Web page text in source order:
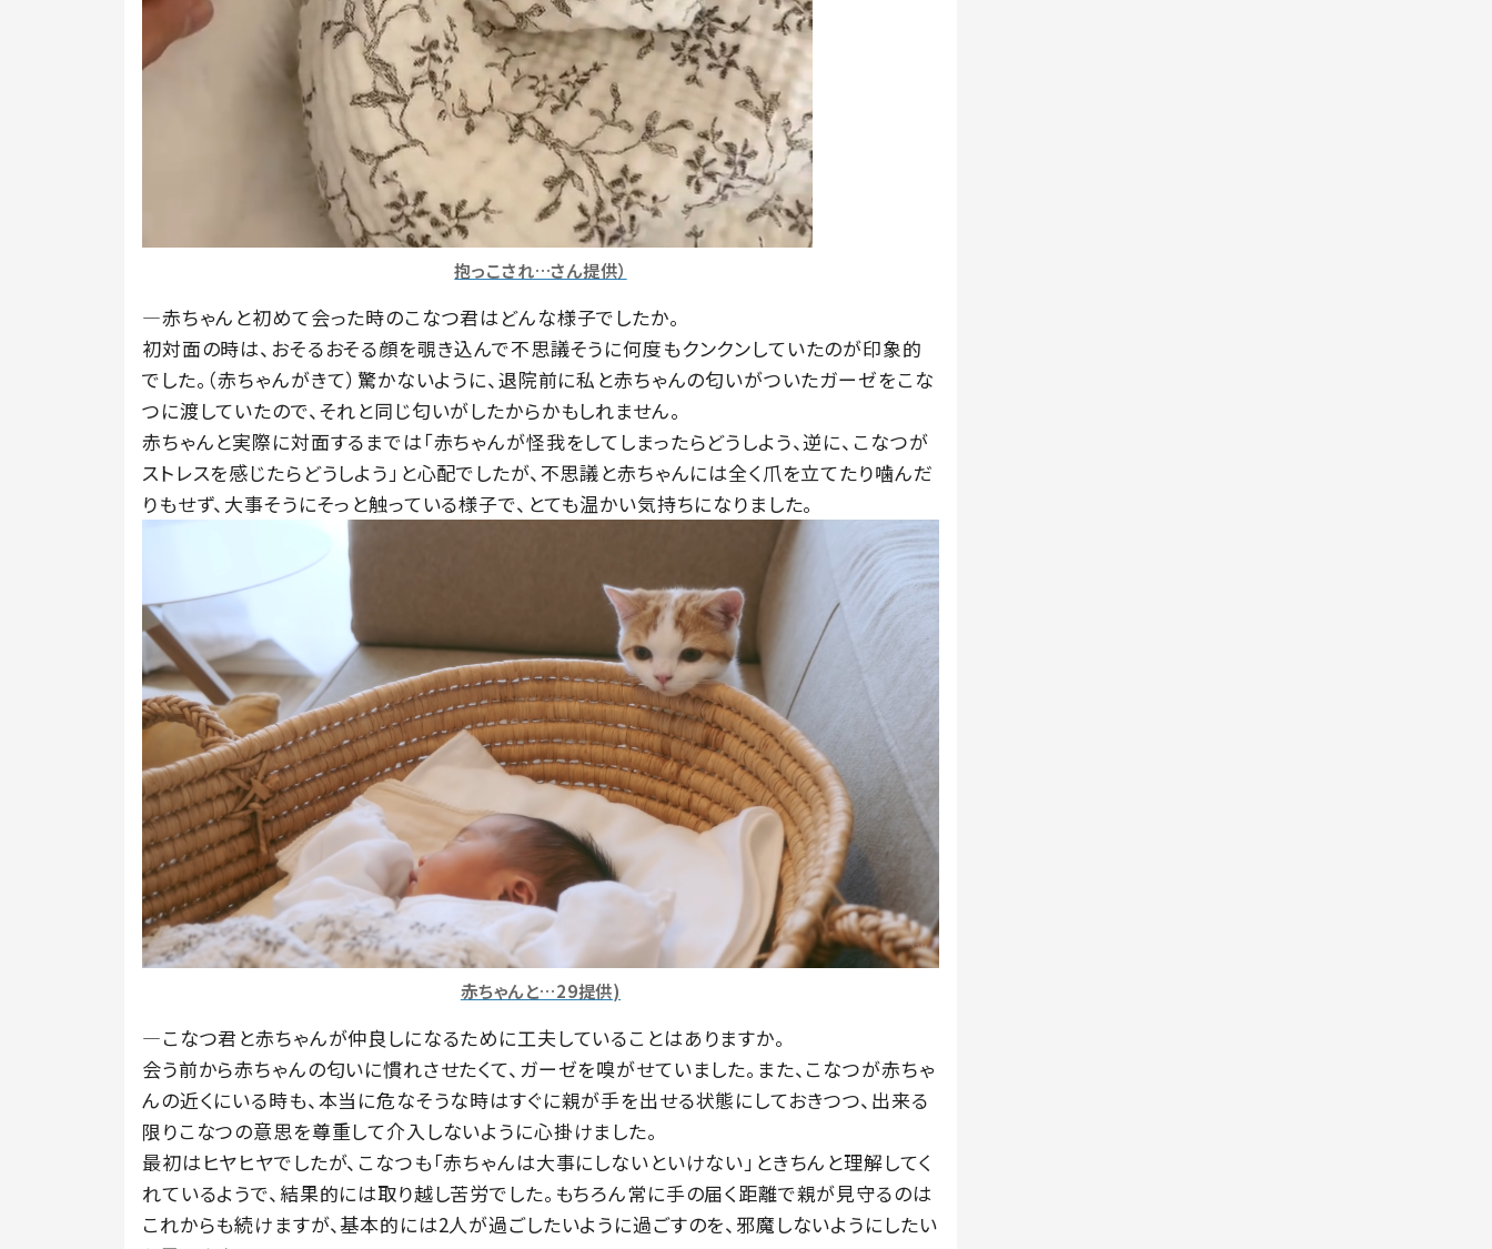
抱っこされ…さん提供）
―赤ちゃんと初めて会った時のこなつ君はどんな様子でしたか。
初対面の時は、おそるおそる顔を覗き込んで不思議そうに何度もクンクンしていたのが印象的
でした。（赤ちゃんがきて）驚かないように、退院前に私と赤ちゃんの匂いがついたガーゼをこな
つに渡していたので、それと同じ匂いがしたからかもしれません。
赤ちゃんと実際に対面するまでは「赤ちゃんが怪我をしてしまったらどうしよう、逆に、こなつが
ストレスを感じたらどうしよう」と心配でしたが、不思議と赤ちゃんには全く爪を立てたり噛んだ
りもせず、大事そうにそっと触っている様子で、とても温かい気持ちになりました。
赤ちゃんと…29提供)
―こなつ君と赤ちゃんが仲良しになるために工夫していることはありますか。
会う前から赤ちゃんの匂いに慣れさせたくて、ガーゼを嗅がせていました。また、こなつが赤ちゃ
んの近くにいる時も、本当に危なそうな時はすぐに親が手を出せる状態にしておきつつ、出来る
限りこなつの意思を尊重して介入しないように心掛けました。
最初はヒヤヒヤでしたが、こなつも「赤ちゃんは大事にしないといけない」ときちんと理解してく
れているようで、結果的には取り越し苦労でした。もちろん常に手の届く距離で親が見守るのは
これからも続けますが、基本的には2人が過ごしたいように過ごすのを、邪魔しないようにしたい